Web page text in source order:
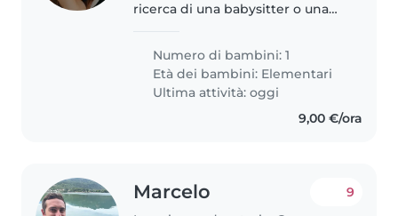
ricerca di una babysitter o una
bambino di 8 anni, che è
energico, amichevole e
affettuoso. Cerchiamo qualcuno
Numero di bambini: 1
Età dei bambini: Elementari
Ultima attività: oggi
9,00 €/ora
Marcelo 9